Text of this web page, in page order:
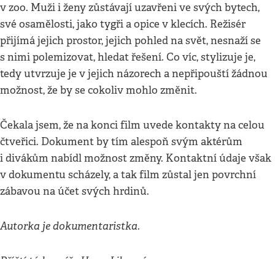
v zoo. Muži i ženy zůstávají uzavřeni ve svých bytech,
své osamělosti, jako tygři a opice v klecích. Režisér
přijímá jejich prostor, jejich pohled na svět, nesnaží se
s nimi polemizovat, hledat řešení. Co víc, stylizuje je,
tedy utvrzuje je v jejich názorech a nepřipouští žádnou
možnost, že by se cokoliv mohlo změnit.
Čekala jsem, že na konci film uvede kontakty na celou
čtveřici. Dokument by tím alespoň svým aktérům
i divákům nabídl možnost změny. Kontaktní údaje však
v dokumentu scházely, a tak film zůstal jen povrchní
zábavou na účet svých hrdinů.
Autorka je dokumentaristka.